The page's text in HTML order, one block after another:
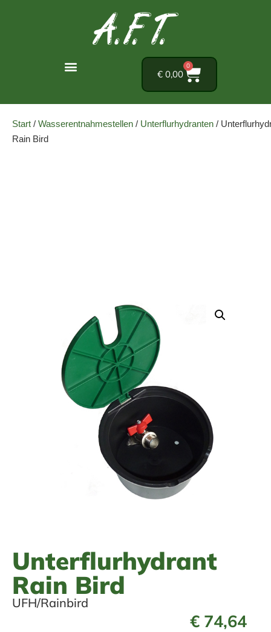
€ 0,00
0
Start / Wasserentnahmestellen / Unterflurhydranten /
Rain Bird
Unterflurhydrant
Rain Bird
UFH/Rainbird
€ 74,64